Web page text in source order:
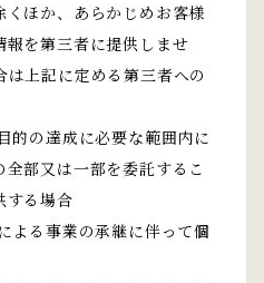
ほか、あらかじめお客様
を第三者に提供しませ
上記に定める第三者への
的の達成に必要な範囲内に
部又は一部を委託するこ
する場合
よる事業の承継に伴って個